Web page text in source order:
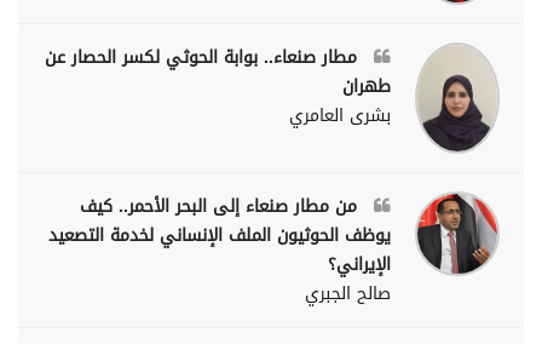
مطار صنعاء.. بوابة الحوثي لكسر الحصار عن
طهران
بشرى العامري
من مطار صنعاء إلى البحر الأحمر.. كيف
يوظف الحوثيون الملف الإنساني لخدمة التصعيد
الإيراني؟
صالح الجبري